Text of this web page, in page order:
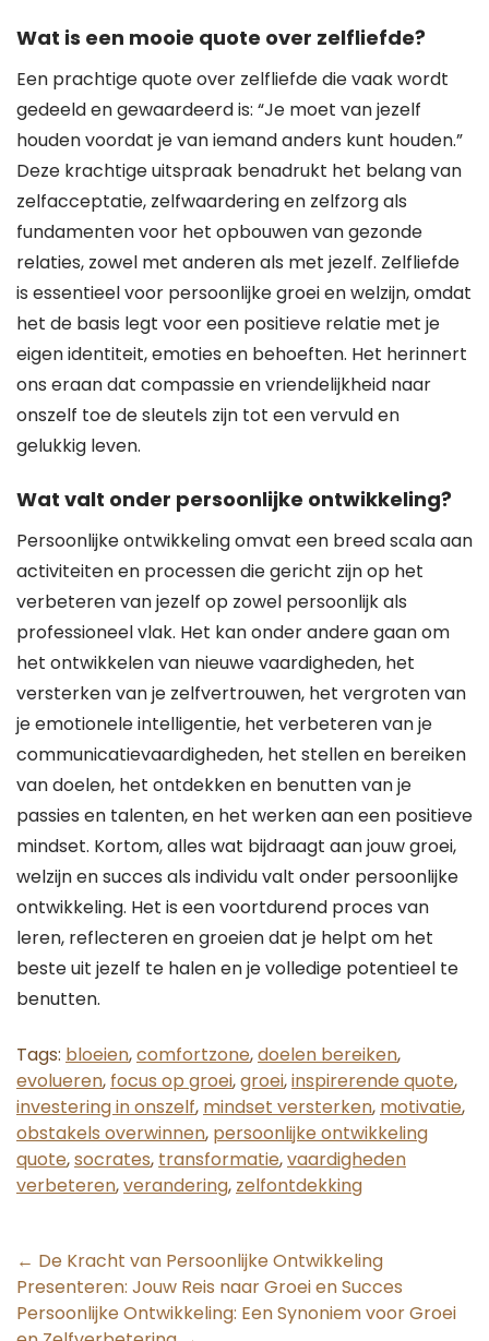
Wat is een mooie quote over zelfliefde?
Een prachtige quote over zelfliefde die vaak wordt
gedeeld en gewaardeerd is: “Je moet van jezelf
houden voordat je van iemand anders kunt houden.”
Deze krachtige uitspraak benadrukt het belang van
zelfacceptatie, zelfwaardering en zelfzorg als
fundamenten voor het opbouwen van gezonde
relaties, zowel met anderen als met jezelf. Zelfliefde
is essentieel voor persoonlijke groei en welzijn, omdat
het de basis legt voor een positieve relatie met je
eigen identiteit, emoties en behoeften. Het herinnert
ons eraan dat compassie en vriendelijkheid naar
onszelf toe de sleutels zijn tot een vervuld en
gelukkig leven.
Wat valt onder persoonlijke ontwikkeling?
Persoonlijke ontwikkeling omvat een breed scala aan
activiteiten en processen die gericht zijn op het
verbeteren van jezelf op zowel persoonlijk als
professioneel vlak. Het kan onder andere gaan om
het ontwikkelen van nieuwe vaardigheden, het
versterken van je zelfvertrouwen, het vergroten van
je emotionele intelligentie, het verbeteren van je
communicatievaardigheden, het stellen en bereiken
van doelen, het ontdekken en benutten van je
passies en talenten, en het werken aan een positieve
mindset. Kortom, alles wat bijdraagt aan jouw groei,
welzijn en succes als individu valt onder persoonlijke
ontwikkeling. Het is een voortdurend proces van
leren, reflecteren en groeien dat je helpt om het
beste uit jezelf te halen en je volledige potentieel te
benutten.
Tags: bloeien,comfortzone,doelen bereiken,
evolueren, focus op groei,groei,inspirerende quote,
investering in onszelf, mindset versterken, motivatie,
obstakels overwinnen, persoonlijke ontwikkeling
quote,socrates, transformatie,vaardigheden
verbeteren,verandering, zelfontdekking
Post
navigation
← De Kracht van Persoonlijke Ontwikkeling
Presenteren: Jouw Reis naar Groei en Succes
Persoonlijke Ontwikkeling: Een Synoniem voor Groei